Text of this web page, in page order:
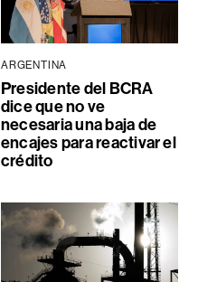
ARGENTINA
Presidente del BCRA
dice que no ve
necesaria una baja de
encajes para reactivar el
crédito